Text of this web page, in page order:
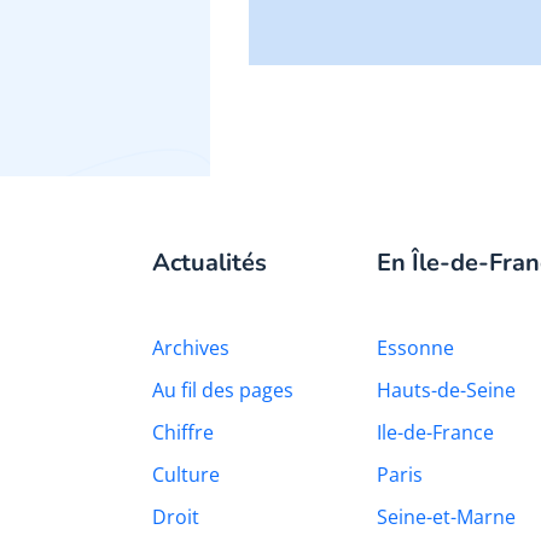
Actualités
Archives
Au fil des pages
Chiffre
Culture
Droit
En Île-de-
Essonne
Hauts-de-Seine
Ile-de-France
Paris
Seine-et-Marne